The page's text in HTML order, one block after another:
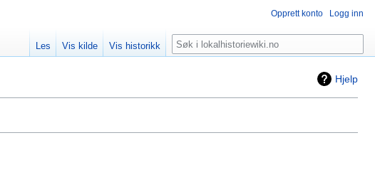
Hjelp
Opprett konto Logg inn
Les Vis kilde Vis historikk Søk